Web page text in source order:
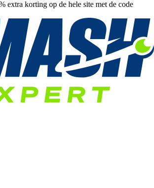
extra korting op de hele site met de code